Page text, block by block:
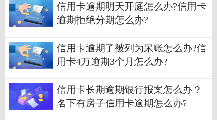
信用卡逾期明天开庭怎么办?信用卡
逾期拒绝分期怎么办?
信用卡逾期了被列为呆账怎么办?信
用卡4万逾期3个月怎么办?
信用卡长期逾期银行报案怎么办？
名下有房子信用卡逾期怎么办?